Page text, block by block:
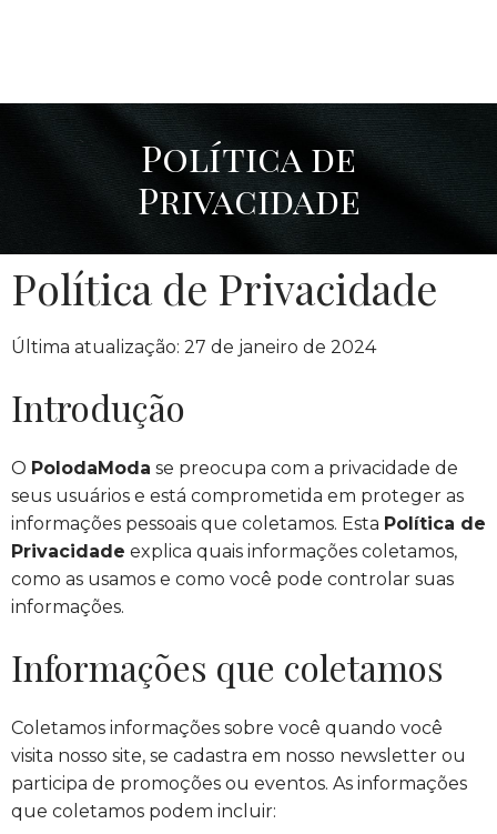
Política de
Privacidade
Política de Privacidade
Última atualização: 27 de janeiro de 2024
Introdução
O PolodaModa se preocupa com a privacidade de
seus usuários e está comprometida em proteger as
informações pessoais que coletamos. Esta Política de
Privacidade explica quais informações coletamos,
como as usamos e como você pode controlar suas
informações.
Informações que coletamos
Coletamos informações sobre você quando você
visita nosso site, se cadastra em nosso newsletter ou
participa de promoções ou eventos. As informações
que coletamos podem incluir: